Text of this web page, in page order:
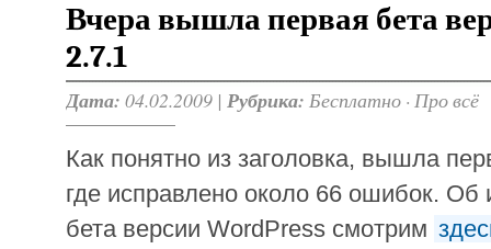
Вчера вышла первая бета
2.7.1
Дата: 04.02.2009 | Рубрика: Бесплатно · Про всё
Как понятно из заголовка, вышла
где исправлено около 66 ошибок. Об
бета версии WordPress смотрим